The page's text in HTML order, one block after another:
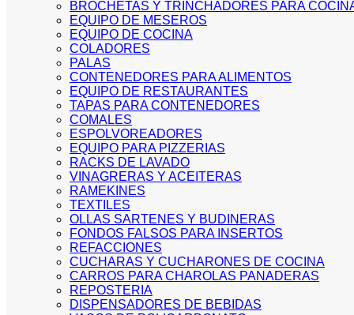
BROCHETAS Y TRINCHADORES PARA
EQUIPO DE MESEROS
EQUIPO DE COCINA
COLADORES
PALAS
CONTENEDORES PARA ALIMENTOS
EQUIPO DE RESTAURANTES
TAPAS PARA CONTENEDORES
COMALES
ESPOLVOREADORES
EQUIPO PARA PIZZERIAS
RACKS DE LAVADO
VINAGRERAS Y ACEITERAS
RAMEKINES
TEXTILES
OLLAS SARTENES Y BUDINERAS
FONDOS FALSOS PARA INSERTOS
REFACCIONES
CUCHARAS Y CUCHARONES DE COCINA
CARROS PARA CHAROLAS PANADERAS
REPOSTERIA
DISPENSADORES DE BEBIDAS